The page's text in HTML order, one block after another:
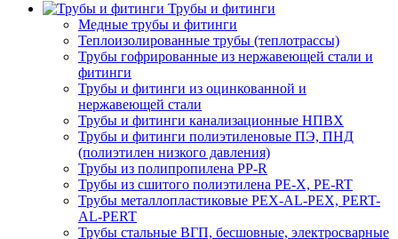
Трубы и фитинги
Медные трубы и фитинги
Теплоизолированные трубы (теплотрассы)
Трубы гофрированные из нержавеющей стали и
фитинги
Трубы и фитинги из оцинкованной и
нержавеющей стали
Трубы и фитинги канализационные НПВХ
Трубы и фитинги полиэтиленовые ПЭ, ПНД
(полиэтилен низкого давления)
Трубы из полипропилена PP-R
Трубы из сшитого полиэтилена PE-X, PE-RT
Трубы металлопластиковые PEX-AL-PEX, PERT-
AL-PERT
Трубы стальные ВГП, бесшовные, электросварные